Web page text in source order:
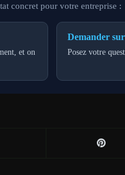
concret pour votre entreprise :
et on
Demander
Posez votre